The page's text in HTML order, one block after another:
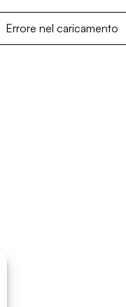
Errore nel caricamento